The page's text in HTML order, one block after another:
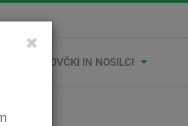
STREŠNI KOVČKI IN NOSILCI